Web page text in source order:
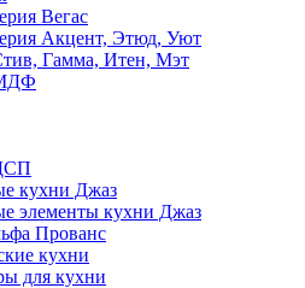
Вегас
Акцент, Этюд, Уют
Гамма, Итен, Мэт
кухни Джаз
элементы кухни Джаз
Прованс
кухни
для кухни